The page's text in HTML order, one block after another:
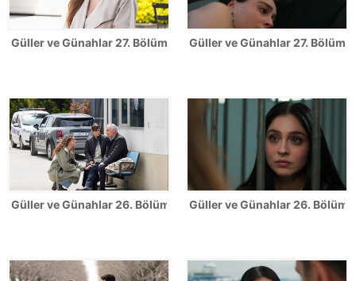
Güller ve Günahlar 27. Bölüm FotoğraflarıGüller ve Günahlar 27.
Güller ve Günahlar 26. Bölüm FotoğraflarıGüller ve Günahlar 26.